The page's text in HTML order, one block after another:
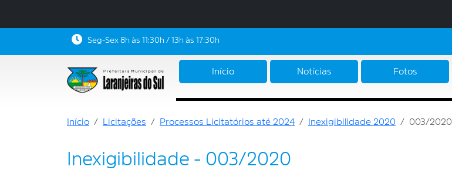
Seg-Sex 8h às 11:30h / 13h às 17:30h
Início Notícias Fotos
Início Licitações Processos Licitatórios até 2024 Inexigibilidade 2020 003/2020
Inexigibilidade - 003/2020